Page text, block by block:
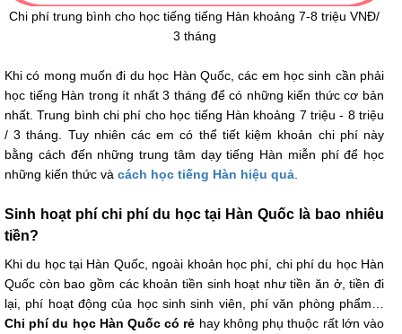
Chi phí trung bình cho học tiếng tiếng Hàn khoảng 7-8 triệu VNĐ/
3 tháng
Khi có mong muốn đi du học Hàn Quốc, các em học sinh cần phải
học tiếng Hàn trong ít nhất 3 tháng để có những kiến thức cơ bản
nhất. Trung bình chi phí cho học tiếng Hàn khoảng 7 triệu - 8 triệu
/ 3 tháng. Tuy nhiên các em có thể tiết kiệm khoản chi phí này
bằng cách đến những trung tâm dạy tiếng Hàn miễn phí để học
những kiến thức và cách học tiếng Hàn hiệu quả
Sinh hoạt phí chi phí du học tại Hàn Quốc là bao nhiêu
tiền?
Khi du học tại Hàn Quốc, ngoài khoản học phí, chi phí du học Hàn
Quốc còn bao gồm các khoản tiền sinh hoạt như tiền ăn ở, tiền đi
lại, phí hoạt động của học sinh sinh viên, phí văn phòng phẩm…
Chi phí du học Hàn Quốc có rẻ hay không phụ thuộc rất lớn vào